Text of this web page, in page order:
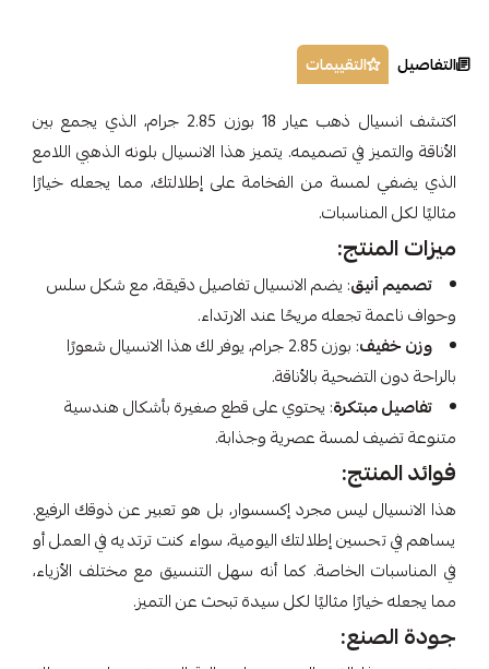
التفاصيل التقييمات
اكتشف انسيال ذهب عيار 18 بوزن 2.85 جرام، الذي يجمع بين
الأناقة والتميز في تصميمه. يتميز هذا الانسيال بلونه الذهبي اللامع
الذي يضفي لمسة من الفخامة على إطلالتك، مما يجعله خيارًا
مثاليًا لكل المناسبات.
ميزات المنتج:
تصميم أنيق: يضم الانسيال تفاصيل دقيقة، مع شكل سلس
وحواف ناعمة تجعله مريحًا عند الارتداء.
وزن خفيف
: بوزن 2.85 جرام، يوفر لك هذا الانسيال شعورًا
بالراحة دون التضحية بالأناقة.
تفاصيل مبتكرة: يحتوي على قطع صغيرة بأشكال هندسية
متنوعة تضيف لمسة عصرية وجذابة.
فوائد المنتج:
هذا الانسيال ليس مجرد إكسسوار، بل هو تعبير عن ذوقك الرفيع.
يساهم في تحسين إطلالتك اليومية، سواء كنت ترتديه في العمل أو
في المناسبات الخاصة. كما أنه سهل التنسيق مع مختلف الأزياء،
مما يجعله خيارًا مثاليًا لكل سيدة تبحث عن التميز.
جودة الصنع: